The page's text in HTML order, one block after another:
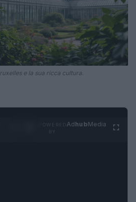
e la sua ricca cultura.
AdhubMedia